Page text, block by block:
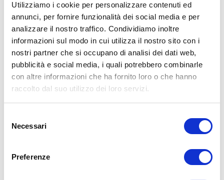
Utilizziamo i cookie per personalizzare contenuti ed
annunci, per fornire funzionalità dei social media e per
analizzare il nostro traffico. Condividiamo inoltre
informazioni sul modo in cui utilizza il nostro sito con i
nostri partner che si occupano di analisi dei dati web,
pubblicità e social media, i quali potrebbero combinarle
con altre informazioni che ha fornito loro o che hanno
raccolto dal suo utilizzo dei loro servizi.
delNecessari
Preferenze
Condividi:
Panoramica
Il piccolo contenitore per le spezie è perfetto per
mantenere fresche le vostre erbe e condimenti per un
periodo di tempo più lungo.
cucina. I contenitori e i barattoli sono adatti per